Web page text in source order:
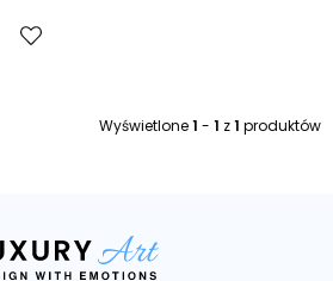
Wyświetlone1 - 1 z1 produktów